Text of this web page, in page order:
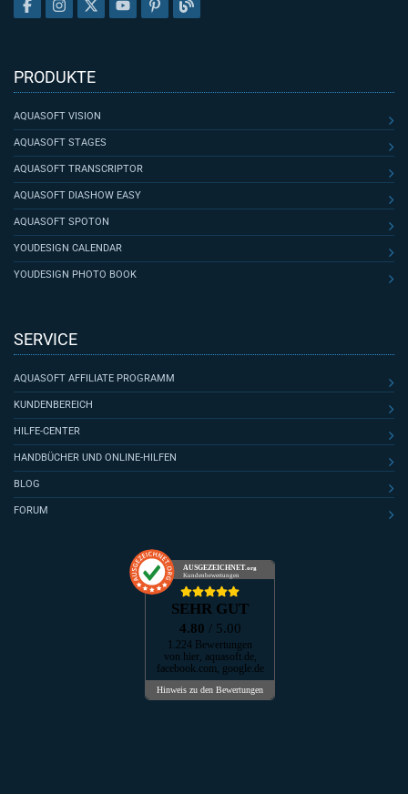
PRODUKTE
AQUASOFT VISION
AQUASOFT STAGES
AQUASOFT TRANSCRIPTOR
AQUASOFT DIASHOW EASY
AQUASOFT SPOTON
YOUDESIGN CALENDAR
YOUDESIGN PHOTO BOOK
SERVICE
AQUASOFT AFFILIATE PROGRAMM
KUNDENBEREICH
HILFE-CENTER
HANDBÜCHER UND ONLINE-HILFEN
BLOG
FORUM
AUSGEZEICHNET.org
Kundenbewertungen
SEHR GUT
4.80 / 5.00
1.224 Bewertungen
von hier, aquasoft.de,
facebook.com, google.de
Hinweis zu den Bewertungen